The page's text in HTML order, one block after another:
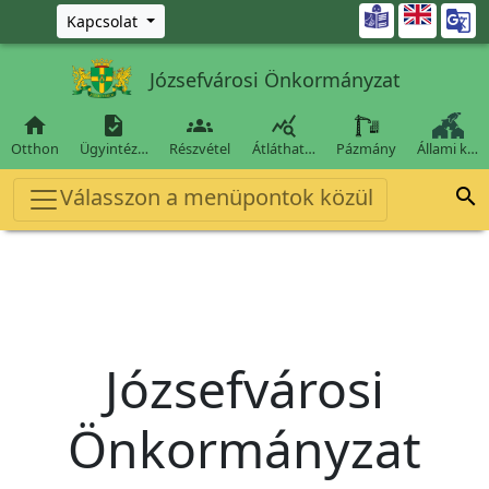
Ugrás a fő tartalomra
Kapcsolat 
Józsefvárosi Önkormányzat

Otthon

Ügyintéz…

Részvétel

Átláthat… Pázmány Állami k…
Válasszon a menüpontok közül 
Józsefvárosi
Önkormányzat